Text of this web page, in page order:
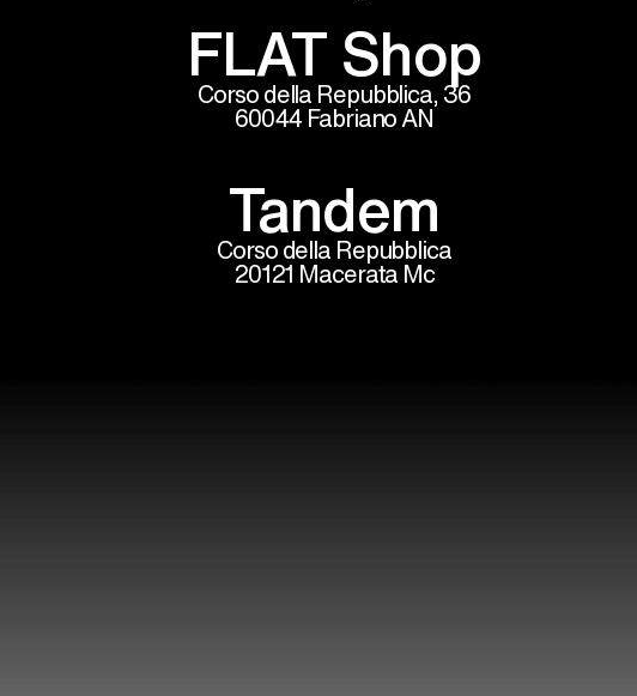
FLAT Shop
Corso della Repubblica, 36
60044 Fabriano AN
Tandem
Corso della Repubblica
20121 Macerata Mc